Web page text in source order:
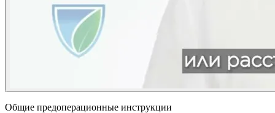
Общие предоперационные инструкции